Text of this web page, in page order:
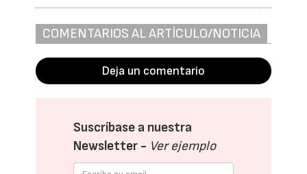
COMENTARIOS AL ARTÍCULO/NOTICIA
Deja un comentario
Suscríbase a nuestra
Newsletter - Ver ejemplo